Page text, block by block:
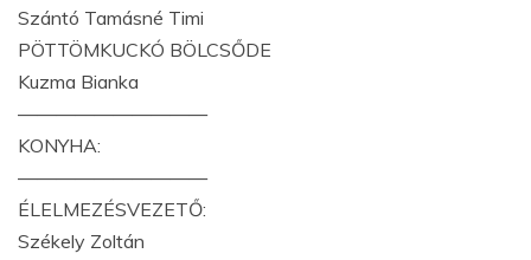
Szántó Tamásné Timi
PÖTTÖMKUCKÓ BÖLCSŐDE
Kuzma Bianka
——————————
KONYHA:
——————————
ÉLELMEZÉSVEZETŐ:
Székely Zoltán